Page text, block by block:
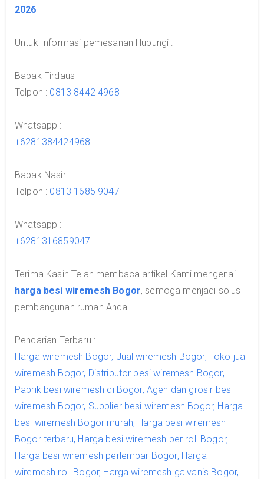
2026
Untuk Informasi pemesanan Hubungi :
Bapak Firdaus
Telpon : 0813 8442 4968
Whatsapp :
+6281384424968
Bapak Nasir
Telpon : 0813 1685 9047
Whatsapp :
+6281316859047
Terima Kasih Telah membaca artikel Kami mengenai
harga besi wiremesh Bogor, semoga menjadi solusi
pembangunan rumah Anda.
Pencarian Terbaru :
Harga wiremesh Bogor, Jual wiremesh Bogor, Toko jual
wiremesh Bogor, Distributor besi wiremesh Bogor,
Pabrik besi wiremesh di Bogor, Agen dan grosir besi
wiremesh Bogor, Supplier besi wiremesh Bogor, Harga
besi wiremesh Bogor murah, Harga besi wiremesh
Bogor terbaru, Harga besi wiremesh per roll Bogor,
Harga besi wiremesh perlembar Bogor, Harga
wiremesh roll Bogor, Harga wiremesh galvanis Bogor,